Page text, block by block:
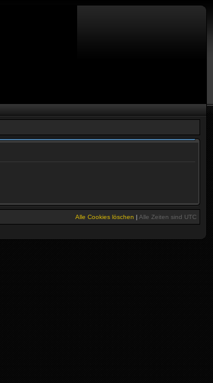
Alle Cookies löschen | Alle Zeiten sind UTC